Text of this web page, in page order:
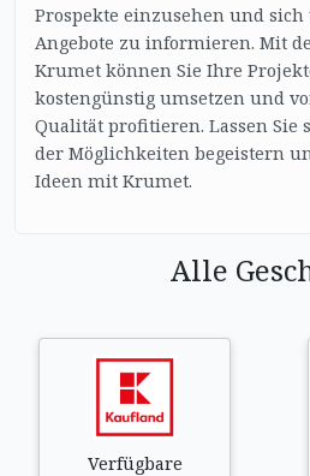
Prospekte einzusehen und
Angebote zu informieren. Mit
Krumet können Sie Ihre
kostengünstig umsetzen und
Qualität profitieren. Lassen Sie
der Möglichkeiten begeistern
Ideen mit Krumet.
Alle
Verfügbare